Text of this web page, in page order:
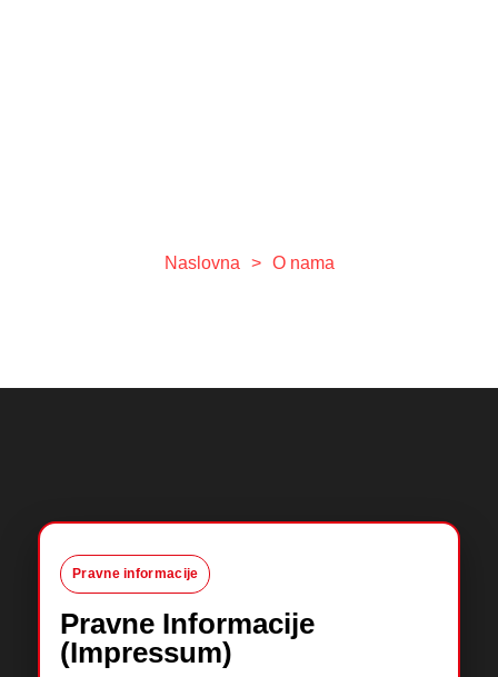
Naslovna > O nama
Pravne informacije
Pravne Informacije
(Impressum)